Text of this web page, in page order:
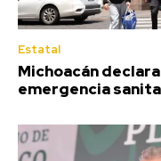
Estatal
Michoacán
emergencia